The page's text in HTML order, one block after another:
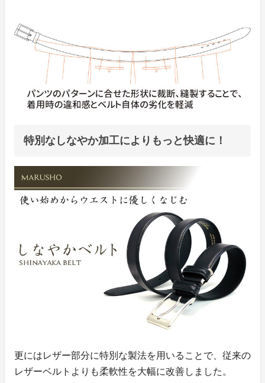
特別なしなやか加工によりもっと快適に！
更にはレザー部分に特別な製法を用いることで、従来の
レザーベルトよりも柔軟性を大幅に改善しました。